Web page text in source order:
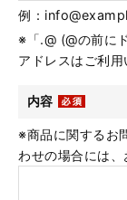
例：
※「.@ (@の前に
アドレスはご利
内容
※商品に関するお
わせの場合には、